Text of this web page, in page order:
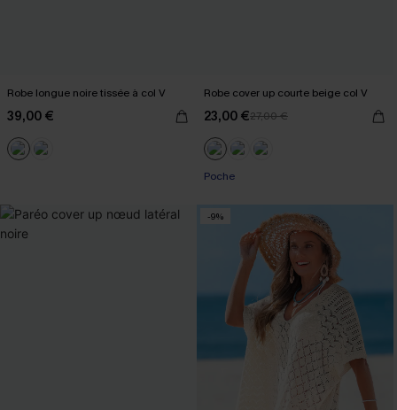
Robe longue noire tissée à col V
39,00 €
Robe cover up courte beige col V
23,00 €27,00 €
Poche
-9%